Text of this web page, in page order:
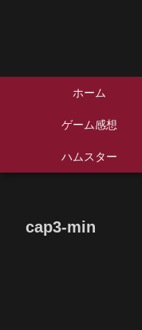
ホーム
ゲーム感想
ハムスター
cap3-min